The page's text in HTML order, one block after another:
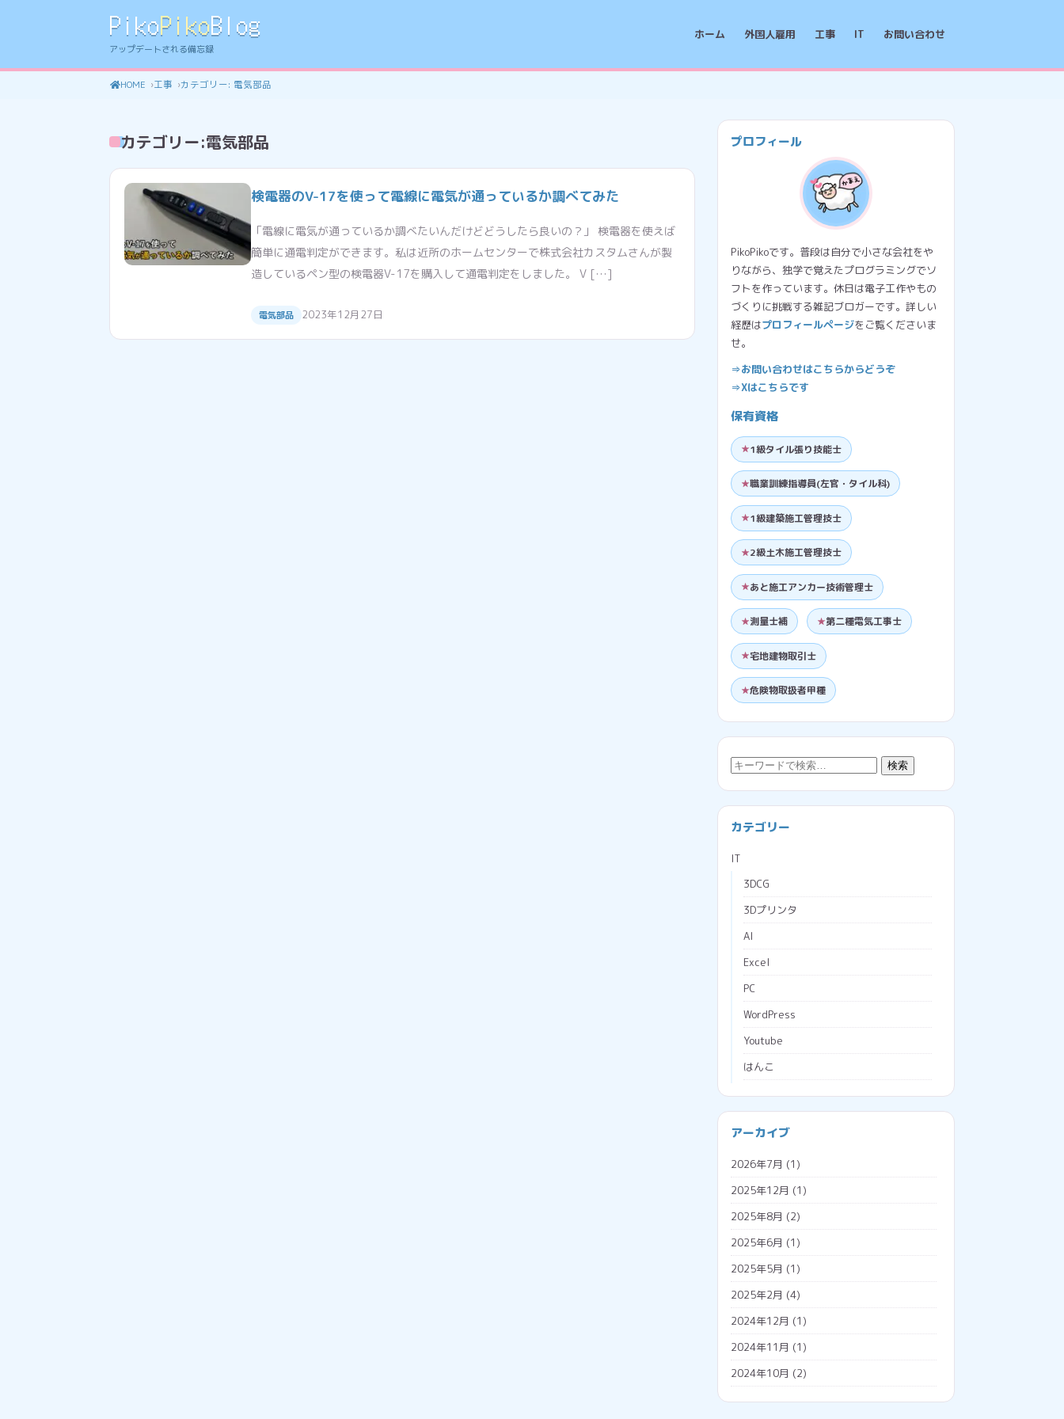
PikoPikoBlog
アップデートされる備忘録
ホーム 外国人雇用 工事 IT お問い合わせ
HOME 工事 カテゴリー: 電気部品
カテゴリー:電気部品
検電器のV-17を使って電線に電気が通っているか調べてみた
「電線に電気が通っているか調べたいんだけどどうしたら良いの？」 検電器を使えば
簡単に通電判定ができます。私は近所のホームセンターで株式会社カスタムさんが製
造しているペン型の検電器V-17を購入して通電判定をしました。 V […]
電気部品 2023年12月27日
プロフィール
PikoPikoです。普段は自分で小さな会社をや
りながら、独学で覚えたプログラミングでソ
フトを作っています。休日は電子工作やもの
づくりに挑戦する雑記ブロガーです。詳しい
経歴はプロフィールページをご覧くださいま
せ。
⇒お問い合わせはこちらからどうぞ
⇒Xはこちらです
保有資格
1級タイル張り技能士
職業訓練指導員(左官・タイル科)
1級建築施工管理技士
2級土木施工管理技士
あと施工アンカー技術管理士
測量士補 第二種電気工事士
宅地建物取引士
危険物取扱者甲種
検
索:
検索
カテゴリー
IT
3DCG
3Dプリンタ
AI
Excel
PC
WordPress
Youtube
はんこ
ブラウザ
メタバース
広告収入
会社経営
勤怠管理システム
名義変更
税金
調査票
外国人雇用
外国人の年金
外国人の雇用方法
技人国
技能実習日誌
アーカイブ
2026年7月 (1)
2025年12月 (1)
2025年8月 (2)
2025年6月 (1)
2025年5月 (1)
2025年2月 (4)
2024年12月 (1)
2024年11月 (1)
2024年10月 (2)
2024年7月(1)